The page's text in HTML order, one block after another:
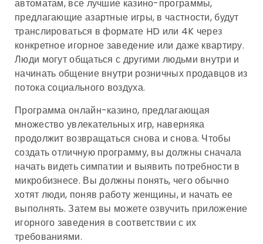
автоматам, все лучшие казино-программы,
предлагающие азартные игры, в частности, будут
транслироваться в формате HD или 4K через
конкретное игорное заведение или даже квартиру.
Люди могут общаться с другими людьми внутри и
начинать общение внутри розничных продавцов из
потока социального воздуха.
Программа онлайн-казино, предлагающая
множество увлекательных игр, наверняка
продолжит возвращаться снова и снова. Чтобы
создать отличную программу, вы должны сначала
начать видеть симпатии и выявить потребности в
микробизнесе. Вы должны понять, чего обычно
хотят люди, поняв работу женщины, и начать ее
выполнять. Затем вы можете озвучить приложение
игорного заведения в соответствии с их
требованиями.